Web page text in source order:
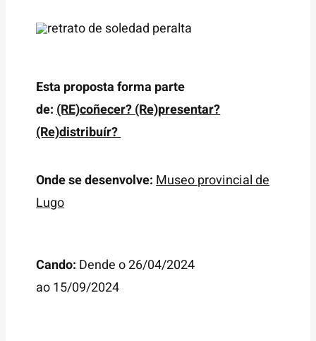
Esta proposta forma parte
de:(RE)coñecer? (Re)presentar?
(Re)distribuír?
Onde se desenvolve:Museo provincial de
Lugo
Cando: Dende o 26/04/2024
ao 15/09/2024